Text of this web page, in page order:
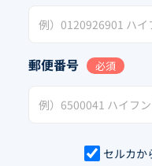
郵便番号 必須
セルカか